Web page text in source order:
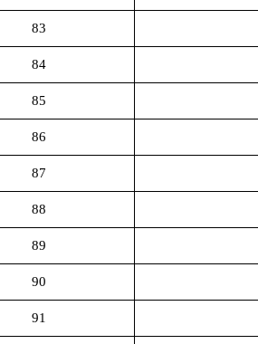
83
84
85
86
87
88
89
90
91